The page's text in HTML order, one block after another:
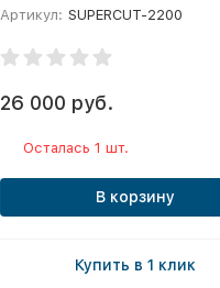
Артикул: SUPERCUT-2200
26 000 руб.
Осталась 1 шт.
В корзину
Купить в 1 клик